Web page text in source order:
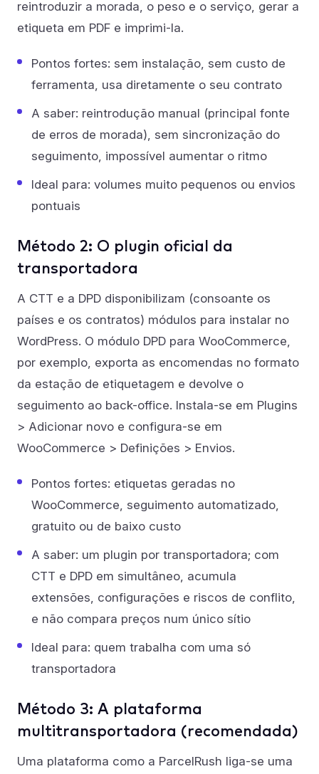
reintroduzir a morada, o peso e o serviço, gerar a
etiqueta em PDF e imprimi-la.
Pontos fortes: sem instalação, sem custo de
ferramenta, usa diretamente o seu contrato
A saber: reintrodução manual (principal fonte
de erros de morada), sem sincronização do
seguimento, impossível aumentar o ritmo
Ideal para: volumes muito pequenos ou envios
pontuais
Método 2: O plugin oficial da
transportadora
A CTT e a DPD disponibilizam (consoante os
países e os contratos) módulos para instalar no
WordPress. O módulo DPD para WooCommerce,
por exemplo, exporta as encomendas no formato
da estação de etiquetagem e devolve o
seguimento ao back-office. Instala-se em Plugins
> Adicionar novo e configura-se em
WooCommerce > Definições > Envios.
Pontos fortes: etiquetas geradas no
WooCommerce, seguimento automatizado,
gratuito ou de baixo custo
A saber: um plugin por transportadora; com
CTT e DPD em simultâneo, acumula
extensões, configurações e riscos de conflito,
e não compara preços num único sítio
Ideal para: quem trabalha com uma só
transportadora
Método 3: A plataforma
multitransportadora (recomendada)
Uma plataforma como a ParcelRush liga-se uma